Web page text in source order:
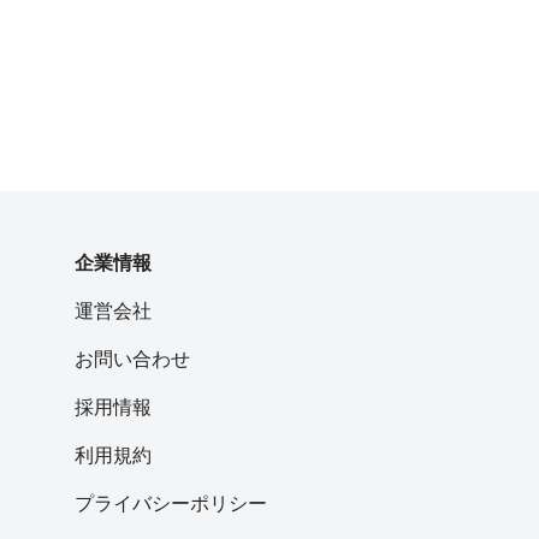
企業情報
運営会社
お問い合わせ
採用情報
利用規約
プライバシーポリシー